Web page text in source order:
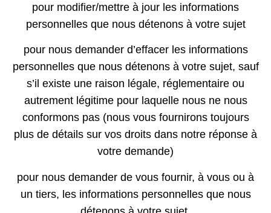
pour modifier/mettre à jour les informations
personnelles que nous détenons à votre sujet
pour nous demander d’effacer les informations
personnelles que nous détenons à votre sujet, sauf
s’il existe une raison légale, réglementaire ou
autrement légitime pour laquelle nous ne nous
conformons pas (nous vous fournirons toujours
plus de détails sur vos droits dans notre réponse à
votre demande)
pour nous demander de vous fournir, à vous ou à
un tiers, les informations personnelles que nous